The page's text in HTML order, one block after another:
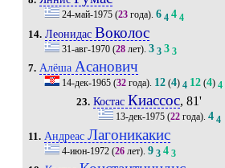
24-май-1975 (23 года).6 4 4 4
14. Леонидас Воколос
31-авг-1970 (28 лет).3 3 3 3
7. Алёша Асанович
14-дек-1965 (32 года). 12 (4) 4 12 (4) 4
23. КостасКиассос, 81'
13-дек-1975(22года). 4 4
11. АндреасЛагоникакис
4-июн-1972 (26 лет).9 3 4 3